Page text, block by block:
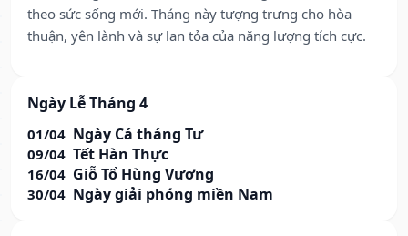
theo sức sống mới. Tháng này tượng trưng cho hòa
thuận, yên lành và sự lan tỏa của năng lượng tích cực.
Ngày Lễ Tháng 4
01/04 Ngày Cá tháng Tư
09/04 Tết Hàn Thực
16/04 Giỗ Tổ Hùng Vương
30/04 Ngày giải phóng miền Nam